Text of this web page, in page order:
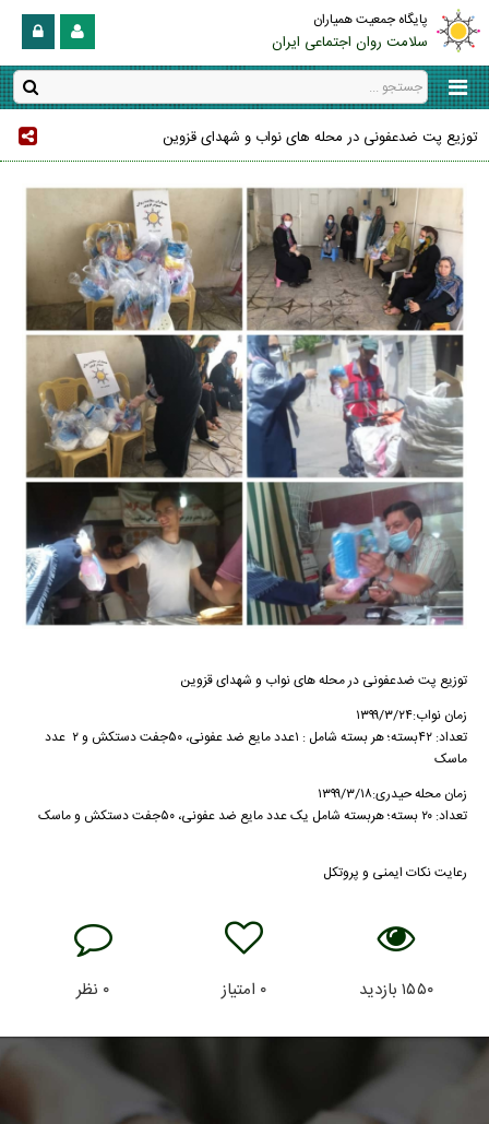
پایگاه جمعیت همیاران
سلامت روان اجتماعی ایران
توزیع پت ضدعفونی در محله های نواب و شهدای قزوین
توزیع پت ضدعفونی در محله های نواب و شهدای قزوین
زمان نواب:۱۳۹۹/۳/۲۴
تعداد: ۴۲بسته؛ هر بسته شامل : ۱عدد مایع ضد عفونی، ۵۰جفت دستکش و ۲ عدد
ماسک
زمان محله حیدری:۱۳۹۹/۳/۱۸
تعداد: ۲۰ بسته؛ هربسته شامل یک عدد مایع ضد عفونی، ۵۰جفت دستکش و ماسک
رعایت نکات ایمنی و پروتکل
۱۵۵۰ بازدید ۰ امتیاز ۰ نظر